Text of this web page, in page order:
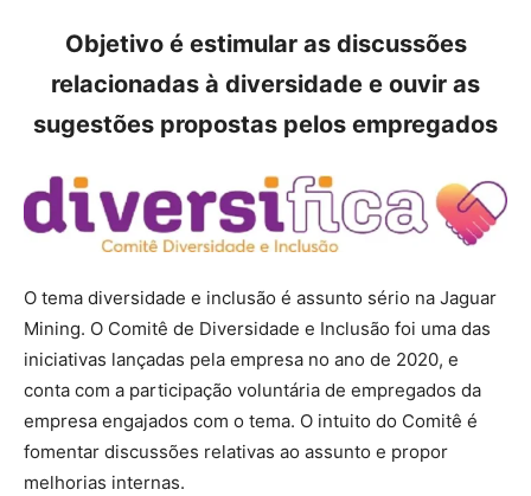
Objetivo é estimular as discussões
relacionadas à diversidade e ouvir as
sugestões propostas pelos empregados
O tema diversidade e inclusão é assunto sério na Jaguar
Mining. O Comitê de Diversidade e Inclusão foi uma das
iniciativas lançadas pela empresa no ano de 2020, e
conta com a participação voluntária de empregados da
empresa engajados com o tema. O intuito do Comitê é
fomentar discussões relativas ao assunto e propor
melhorias internas.